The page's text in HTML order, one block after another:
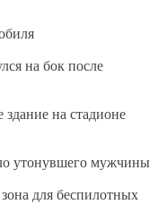
на бок после
на стадионе
утонувшего мужчины
для беспилотных